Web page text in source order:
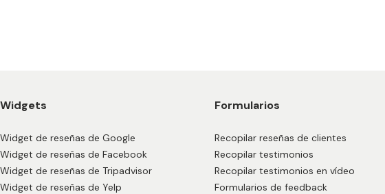
Widgets
Widget de reseñas de Google
Widget de reseñas de Facebook
Widget de reseñas de Tripadvisor
Widget de reseñas de Yelp
Formularios
Recopilar reseñas de clientes
Recopilar testimonios
Recopilar testimonios en vídeo
Formularios de feedback